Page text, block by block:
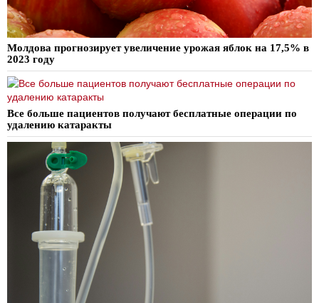
Молдова прогнозирует увеличение урожая яблок на 17,5% в
2023 году
Все больше пациентов получают бесплатные операции по
удалению катаракты